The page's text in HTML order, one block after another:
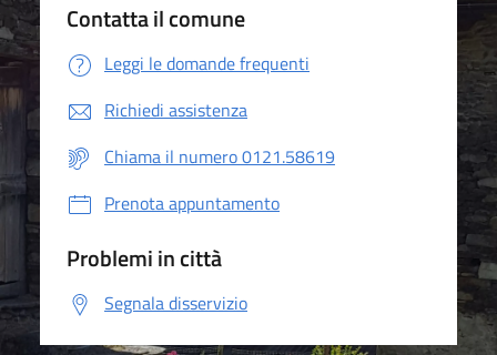
Contatta il comune
Leggi le domande frequenti
Richiedi assistenza
Chiama il numero 0121.58619
Prenota appuntamento
Problemi in città
Segnala disservizio